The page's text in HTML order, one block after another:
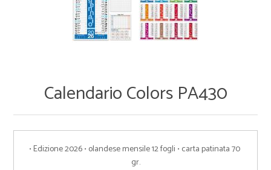
Calendario Colors PA430
• Edizione 2026 • olandese mensile 12 fogli • carta patinata 70
gr.